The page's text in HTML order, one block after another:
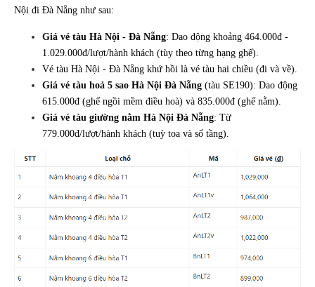
Nội đi Đà Nẵng như sau:
Giá vé tàu Hà Nội - Đà Nẵng: Dao động khoảng 464.000đ -
1.029.000đ/lượt/hành khách (tùy theo từng hạng ghế).
Vé tàu Hà Nội - Đà Nẵng khứ hồi là vé tàu hai chiều (đi và về).
Giá vé tàu hoả 5 sao Hà Nội Đà Nẵng (tàu SE190): Dao động
615.000đ (ghế ngồi mềm điều hoà) và 835.000đ (ghế nằm).
Giá vé tàu giường nằm Hà Nội Đà Nẵng: Từ
779.000đ/lượt/hành khách (tuỳ toa và số tầng).